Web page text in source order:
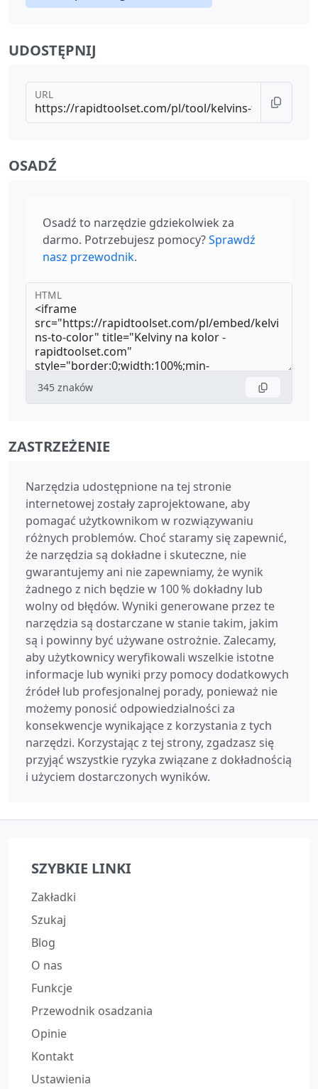
UDOSTĘPNIJ
URL
OSADŹ
Osadź to narzędzie gdziekolwiek za
darmo. Potrzebujesz pomocy?Sprawdź
nasz przewodnik.
HTML
345 znaków
ZASTRZEŻENIE
Narzędzia udostępnione na tej stronie
internetowej zostały zaprojektowane, aby
pomagać użytkownikom w rozwiązywaniu
różnych problemów. Choć staramy się zapewnić,
że narzędzia są dokładne i skuteczne, nie
gwarantujemy ani nie zapewniamy, że wynik
żadnego z nich będzie w 100 % dokładny lub
wolny od błędów. Wyniki generowane przez te
narzędzia są dostarczane w stanie takim, jakim
są i powinny być używane ostrożnie. Zalecamy,
aby użytkownicy weryfikowali wszelkie istotne
informacje lub wyniki przy pomocy dodatkowych
źródeł lub profesjonalnej porady, ponieważ nie
możemy ponosić odpowiedzialności za
konsekwencje wynikające z korzystania z tych
narzędzi. Korzystając z tej strony, zgadzasz się
przyjąć wszystkie ryzyka związane z dokładnością
i użyciem dostarczonych wyników.
SZYBKIE LINKI
Zakładki
Szukaj
Blog
O nas
Funkcje
Przewodnik osadzania
Opinie
Kontakt
Ustawienia